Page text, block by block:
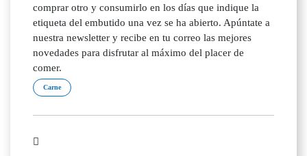
comprar otro y consumirlo en los días que indique la
etiqueta del embutido una vez se ha abierto. Apúntate a
nuestra newsletter y recibe en tu correo las mejores
novedades para disfrutar al máximo del placer de
comer.
Carne